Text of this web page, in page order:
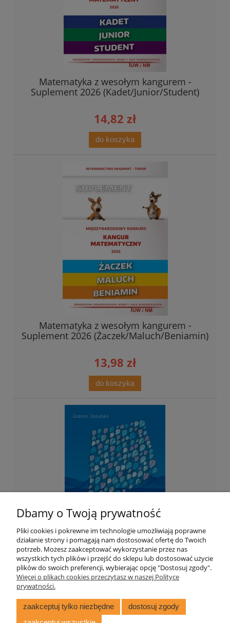
Matematyka z wesołym kangurem -
Suplement 2026 (Kadet/Junior/Student)
14,82 zł
do koszyka
Matematyka z wesołym kangurem -
Suplement 2026 (Żaczek/Maluch/Beniamin)
13,98 zł
do koszyka
121 Deltoidów
67,70 zł
Dbamy o Twoją prywatność
Pliki cookies i pokrewne im technologie umożliwiają poprawne
działanie strony i pomagają nam dostosować ofertę do Twoich
potrzeb. Możesz zaakceptować wykorzystanie przez nas
wszystkich tych plików i przejść do sklepu lub dostosować użycie
plików do swoich preferencji, wybierając opcję "Dostosuj zgody".
Więcej o plikach cookies przeczytasz w naszej Polityce
prywatności.
zaakceptuj tylko niezbędne
dostosuj zgody